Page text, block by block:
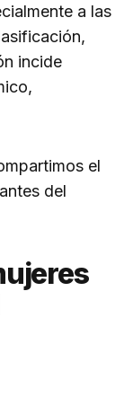
a las
incide
el
del